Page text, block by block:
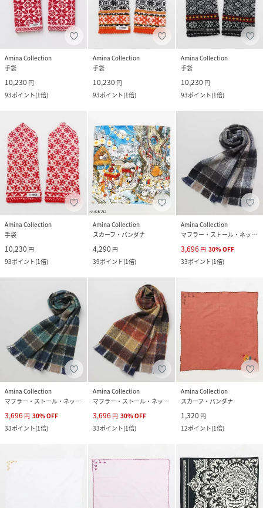
Amina Collection
手袋
10,230 円
93ポイント(1倍)
Amina Collection
手袋
10,230 円
93ポイント(1倍)
Amina Collection
手袋
10,230 円
93ポイント(1倍)
Amina Collection
手袋
10,230 円
93ポイント(1倍)
Amina Collection
スカーフ・バンダナ
4,290 円
39ポイント(1倍)
Amina Collection
マフラー・ストール・ネックウォーマー
3,696 円 30%OFF
33ポイント(1倍)
Amina Collection
マフラー・ストール・ネックウォーマー
3,696 円 30%OFF
33ポイント(1倍)
Amina Collection
マフラー・ストール・ネックウォーマー
3,696 円 30%OFF
33ポイント(1倍)
Amina Collection
スカーフ・バンダナ
1,320 円
12ポイント(1倍)